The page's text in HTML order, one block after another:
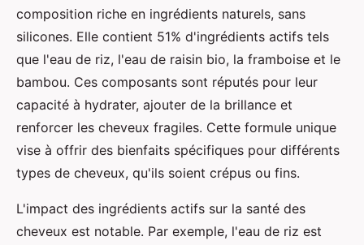
composition riche en ingrédients naturels, sans
silicones. Elle contient 51% d'ingrédients actifs tels
que l'eau de riz, l'eau de raisin bio, la framboise et le
bambou. Ces composants sont réputés pour leur
capacité à hydrater, ajouter de la brillance et
renforcer les cheveux fragiles. Cette formule unique
vise à offrir des bienfaits spécifiques pour différents
types de cheveux, qu'ils soient crépus ou fins.
L'impact des ingrédients actifs sur la santé des
cheveux est notable. Par exemple, l'eau de riz est